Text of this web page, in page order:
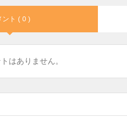
ント ( 0 )
はありません。